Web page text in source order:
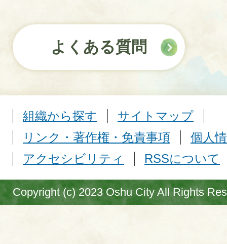
よくある質問
組織から探す
サイトマップ
リンク・著作権・免責事項
個人
アクセシビリティ
RSSについて
Copyright (c) 2023 Oshu City All Rights